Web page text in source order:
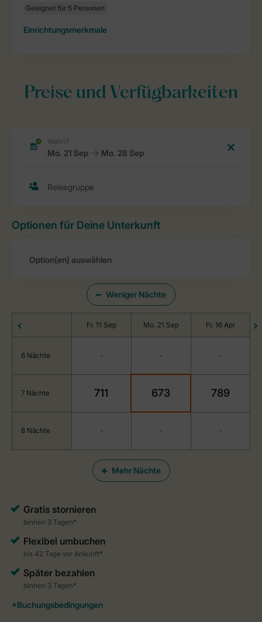
Einrichtungsmerkmale
Preise und Verfügbarkeiten
Optionen für Deine Unterkunft
Weniger Nächte
Mehr Nächte
Fr. 11 Sep Mo. 21 Sep Fr. 16 Apr
6 Nächte - - -
7 Nächte 711 673 789
8 Nächte - - -